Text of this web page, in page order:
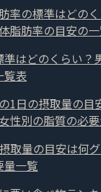
準はどのくらい？
覧表
取量の目安は何
量一覧